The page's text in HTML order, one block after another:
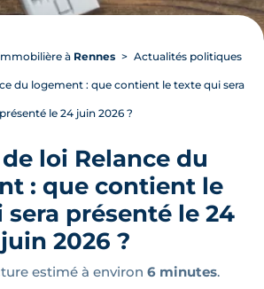
à Rennes Actualités politiques
du logement : que contient le texte qui sera
présenté le 24 juin 2026 ?
loi Relance du
: que contient le
présenté le 24
juin 2026 ?
estimé à environ 6 minutes.